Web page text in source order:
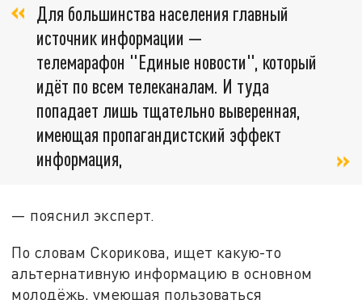
Для большинства населения главный
источник информации —
телемарафон "Единые новости", который
идёт по всем телеканалам. И туда
попадает лишь тщательно выверенная,
имеющая пропагандистский эффект
информация,
— пояснил эксперт.
По словам Скорикова, ищет какую-то
альтернативную информацию в основном
молодёжь, умеющая пользоваться